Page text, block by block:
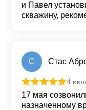
и Павел
скважину,
С Стас
Оценка 5из
4
17 мая
назначенному